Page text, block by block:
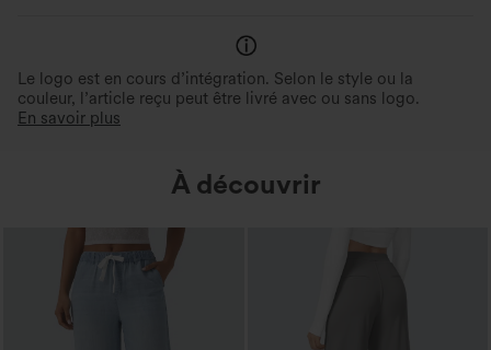
Le logo est en cours d’intégration. Selon le style ou la
couleur, l’article reçu peut être livré avec ou sans logo.
En savoir plus
À découvrir